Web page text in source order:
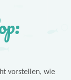
vorstellen, wie